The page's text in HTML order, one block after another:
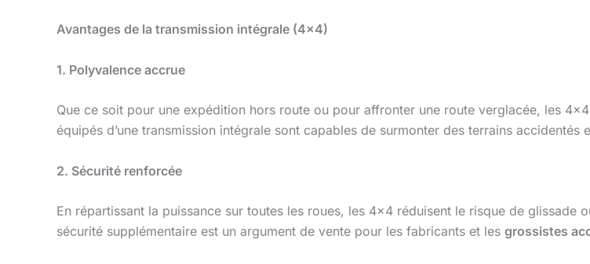
Avantages de la transmission intégrale (4×4)
1. Polyvalence accrue
Que ce soit pour une expédition hors route ou pour affronter une route verglacée, les
équipés d’une transmission intégrale sont capables de surmonter des terrains
2. Sécurité renforcée
En répartissant la puissance sur toutes les roues, les 4×4 réduisent le risque de
sécurité supplémentaire est un argument de vente pour les fabricants et les grossistes